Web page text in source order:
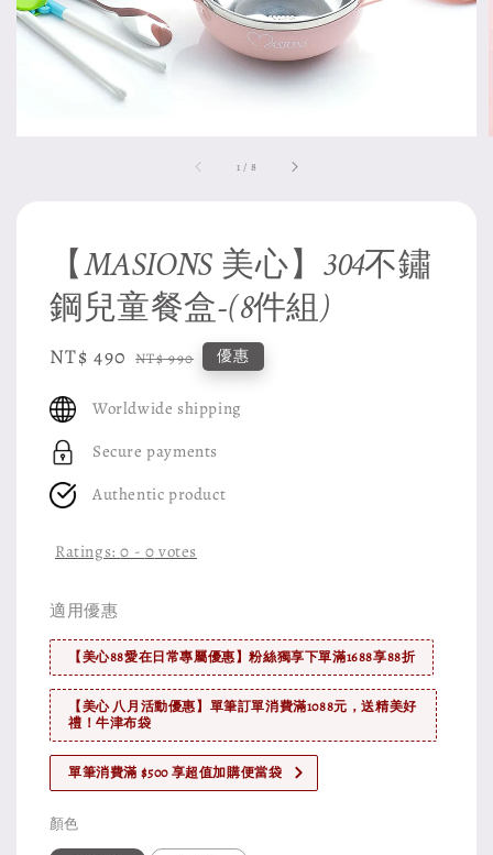
1 / 8
【MASIONS 美心】304不鏽
鋼兒童餐盒-(8件組)
Sale
NT$ 490 Regular
NT$ 990 優惠
Worldwide shipping
Secure payments
Authentic product
Ratings:0 - 0 votes
適用優惠
【美心88愛在日常專屬優惠】粉絲獨享下單滿1688享88折
【美心 八月活動優惠】單筆訂單消費滿1088元，送精美好
禮！牛津布袋
單筆消費滿 $500 享超值加購便當袋
顏色